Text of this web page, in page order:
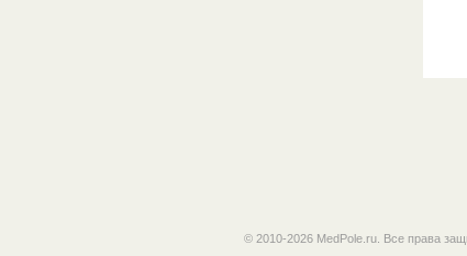
© 2010-2026 MedPole.ru. Все права